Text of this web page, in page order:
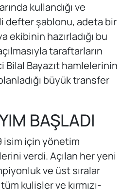
kullandığı ve
defter şablonu, adeta bir
ekibinin hazırladığı bu
taraftarların
Bayazıt hamlelerinin
büyük transfer
BAŞLADI
isim için yönetim
verdi. Açılan her yeni
ve üst sıralar
kulisler ve kırmızı-